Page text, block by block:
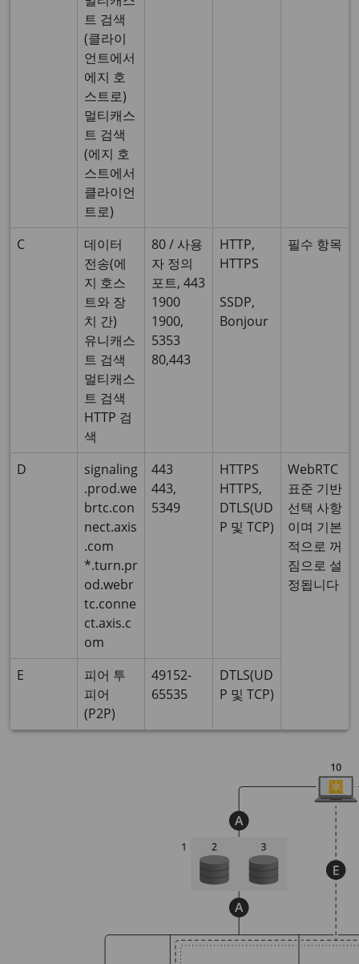
트 검색
(클라이
언트에서
에지 호
스트로)
멀티캐스
트 검색
(에지 호
스트에서
클라이언
트로)
C
데이터
전송(에
지 호스
트와 장
치 간)
유니캐스
트 검색
멀티캐스
트 검색
HTTP 검
색
80 / 사용
자 정의
포트, 443
1900
1900,
5353
80,443
HTTP,
HTTPS
SSDP,
Bonjour
필수 항목
D
signaling
.prod.we
brtc.con
nect.axis
.com
*.turn.pr
od.webr
tc.conne
ct.axis.c
om
443
443,
5349
HTTPS
HTTPS,
DTLS(UD
P 및 TCP)
WebRTC
표준 기반
선택 사항
이며 기본
적으로 꺼
짐으로 설
정됩니다
E
피어 투
피어
(P2P)
49152-
65535
DTLS(UD
P 및 TCP)